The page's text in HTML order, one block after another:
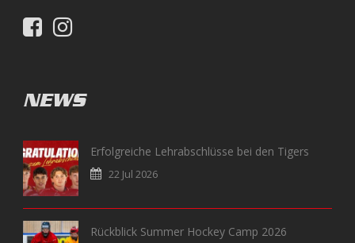
NEWS
Erfolgreiche Lehrabschlüsse bei den Tigers
22 Jul 2026
Rückblick Summer Hockey Camp 2026